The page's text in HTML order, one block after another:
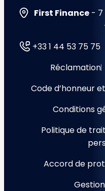
First Finance - 7
+33 1 44 53 75 75
Réclamation
Code d’honneur
Conditions
Politique de
Accord de